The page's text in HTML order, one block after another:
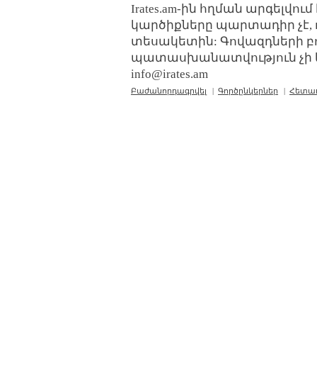
Irates.am-ին հղման
կարծիքները պարտադիր չէ,
տեսակետին: Գովազդների
պատասխանատվություն չի
info@irates.am
Բաժանորդագրվել | Գործընկերներ |